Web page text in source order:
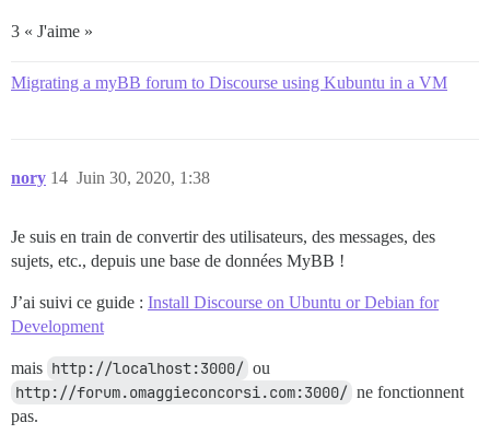
3 « J'aime »
Migrating a myBB forum to Discourse using Kubuntu in a VM
nory Juin 30, 2020, 1:38
14
Je suis en train de convertir des utilisateurs, des messages, des
sujets, etc., depuis une base de données MyBB !
J’ai suivi ce guide : Install Discourse on Ubuntu or Debian for
Development
mais http://localhost:3000/ ou
http://forum.omaggieconcorsi.com:3000/ ne fonctionnent
pas.